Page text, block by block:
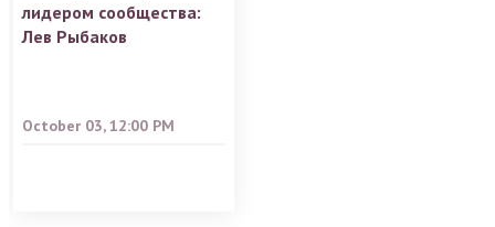
лидером сообщества:
Лев Рыбаков
October 03, 12:00 PM